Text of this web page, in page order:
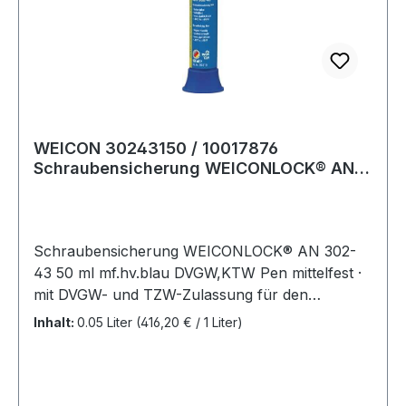
Temperatur: +5 bis +120°C · Gebinde: Pen-
WEICON 30243150 / 10017876
Schraubensicherung WEICONLOCK® AN
Schraubensicherung WEICONLOCK® AN 302-
43 50 ml mf.hv.blau DVGW,KTW Pen mittelfest ·
mit DVGW- und TZW-Zulassung für den
Trinkwasserbereich · normal demontierbar ·
Inhalt: 0.05 Liter (416,20 € / 1 Liter)